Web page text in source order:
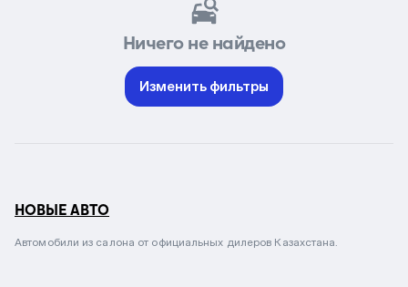
Ничего не найдено
Изменить фильтры
НОВЫЕ АВТО
Автомобили из салона от официальных дилеров Казахстана.